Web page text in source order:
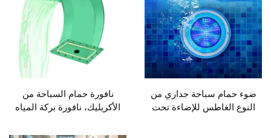
ضوء حمام سباحة جداري من
النوع الغاطس للإضاءة تحت
نافورة حمام السباحة من
الأكريليك، نافورة بركة المياه